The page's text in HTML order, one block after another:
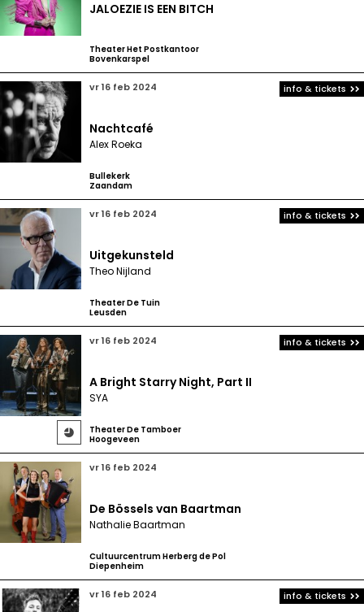
JALOEZIE IS EEN BITCH
Theater Het Postkantoor
Bovenkarspel
vr 16 feb 2024
Nachtcafé
Alex Roeka
Bullekerk
Zaandam
info & tickets
vr 16 feb 2024
Uitgekunsteld
Theo Nijland
Theater De Tuin
Leusden
info & tickets

vr 16 feb 2024
A Bright Starry Night, Part II
SYA
Theater De Tamboer
Hoogeveen
info & tickets
vr 16 feb 2024
De Bössels van Baartman
Nathalie Baartman
Cultuurcentrum Herberg de Pol
Diepenheim
vr 16 feb 2024 info & tickets